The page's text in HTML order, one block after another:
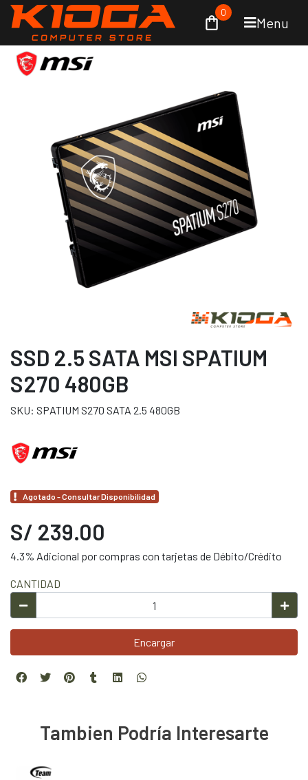
Menu
0
SSD 2.5 SATA MSI SPATIUM
S270 480GB
SKU: SPATIUM S270 SATA 2.5 480GB
Agotado - Consultar Disponibilidad
S/ 239.00
4.3% Adicional por compras con tarjetas de Débito/Crédito
CANTIDAD
Encargar
Tambien Podría Interesarte